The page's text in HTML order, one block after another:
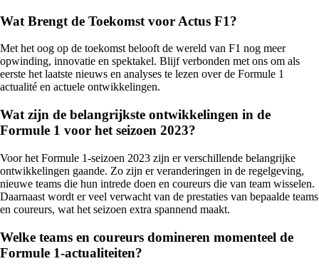
Wat Brengt de Toekomst voor Actus F1?
Met het oog op de toekomst belooft de wereld van F1 nog meer
opwinding, innovatie en spektakel. Blijf verbonden met ons om als
eerste het laatste nieuws en analyses te lezen over de Formule 1
actualité en actuele ontwikkelingen.
Wat zijn de belangrijkste ontwikkelingen in de
Formule 1 voor het seizoen 2023?
Voor het Formule 1-seizoen 2023 zijn er verschillende belangrijke
ontwikkelingen gaande. Zo zijn er veranderingen in de regelgeving,
nieuwe teams die hun intrede doen en coureurs die van team wisselen.
Daarnaast wordt er veel verwacht van de prestaties van bepaalde teams
en coureurs, wat het seizoen extra spannend maakt.
Welke teams en coureurs domineren momenteel de
Formule 1-actualiteiten?